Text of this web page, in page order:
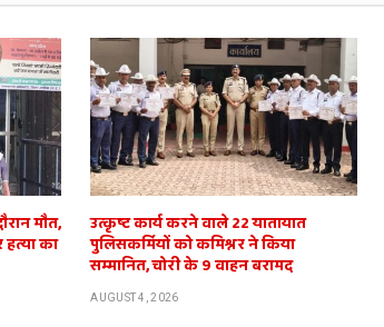
मौत,
का
उत्कृष्ट कार्य करने वाले 22 यातायात
पुलिसकर्मियों को कमिश्नर ने किया
सम्मानित, चोरी के 9 वाहन बरामद
AUGUST 4, 2026